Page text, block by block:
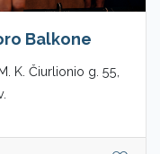
Balkone
K. Čiurlionio g. 55,